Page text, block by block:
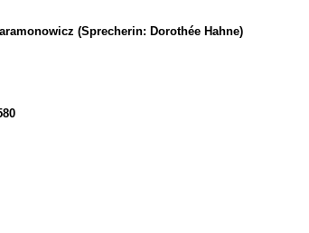
(Sprecherin: Dorothée Hahne)